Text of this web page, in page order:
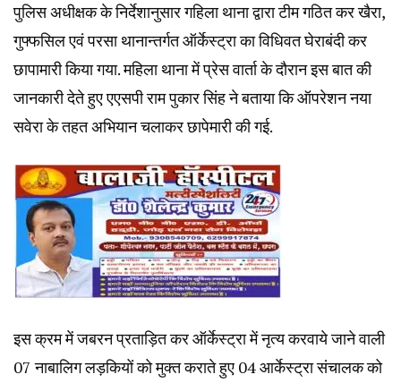
पुलिस अधीक्षक के निर्देशानुसार गहिला थाना द्वारा टीम गठित कर खैरा,
गुफ्फसिल एवं परसा थानान्तर्गत ऑर्केस्ट्रा का विधिवत घेराबंदी कर
छापामारी किया गया. महिला थाना में प्रेस वार्ता के दौरान इस बात की
जानकारी देते हुए एएसपी राम पुकार सिंह ने बताया कि ऑपरेशन नया
सवेरा के तहत अभियान चलाकर छापेमारी की गई.
इस क्रम में जबरन प्रताड़ित कर ऑर्केस्ट्रा में नृत्य करवाये जाने वाली
07 नाबालिग लड़कियों को मुक्त कराते हुए 04 आर्केस्ट्रा संचालक को